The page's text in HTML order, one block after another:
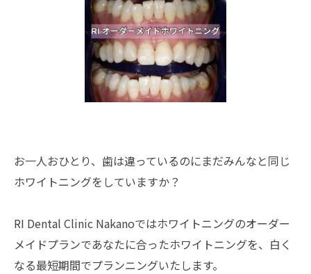
お一人おひとり、歯は違っているのにまだみんなと同じ
ホワイトニングをしていますか？
RI Dental Clinic Nakanoではホワイトニングのオーダー
メイドプランであなたに合ったホワイトニングを、白く
なる最短期間でプランニングいたします。